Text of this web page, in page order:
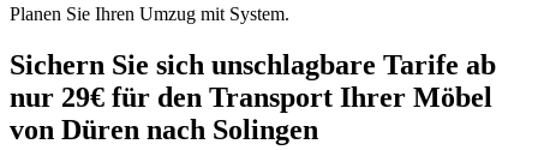
Planen Sie Ihren Umzug mit System.
Sichern Sie sich unschlagbare Tarife ab
nur 29€ für den Transport Ihrer Möbel
von Düren nach Solingen